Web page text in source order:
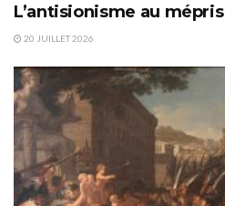
L’antisionisme au
20 JUILLET 2026